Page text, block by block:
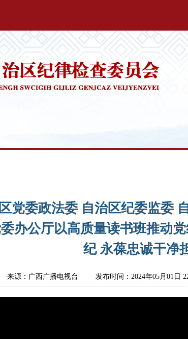
党委政法委 自治区纪委监委
办公厅以高质量读书班推
纪 永葆忠诚干净
来源：广西广播电视台 发布时间：2024年05月01日